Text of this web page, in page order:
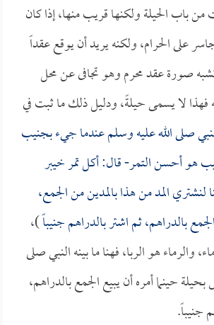
باب الحيلة ولكنها قريب منها، إذا كان
على الحرام، ولكنه يريد أن يوقع عقداً
صورة عقد محرم وهو تجافى عن محل
فهذا لا يسمى حيلةً، ودليل ذلك ما ثبت في
صلى الله عليه وسلم عندما جيء بجنيب
هو أحسن التمر- قال: أكل تمر خيبر
لنشتري المد من هذا بالمدين من الجمع،
بالدراهم، ثم اشتر بالدراهم جنيباً)،
والرماء هو الربا، فهنا ما بينه النبي صلى
حينما أمره أن يبيع الجمع بالدراهم،
جنيباً.